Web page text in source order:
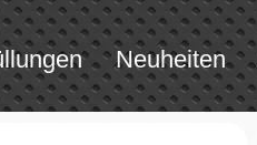
Neuheiten